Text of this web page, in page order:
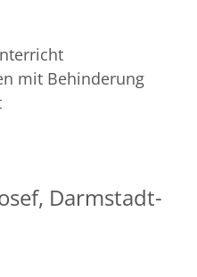
mit Behinderung
Darmstadt-